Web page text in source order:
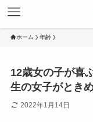
ホーム 年齢
12歳女の子が喜
生の女子がとき
2022年1月14日